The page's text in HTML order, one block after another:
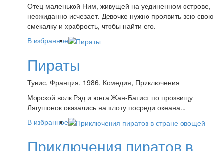
Отец маленькой Ним, живущей на уединенном острове,
неожиданно исчезает. Девочке нужно проявить всю свою
смекалку и храбрость, чтобы найти его.
В избранное
Пираты
Тунис, Франция, 1986, Комедия, Приключения
Морской волк Рэд и юнга Жан-Батист по прозвищу
Лягушонок оказались на плоту посреди океана...
В избранное
Приключения пиратов в